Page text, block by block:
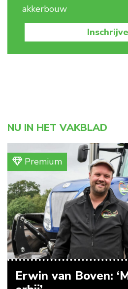
akkerbouw
NU IN HET VAKBLAD
Premium
Erwin van Boven: